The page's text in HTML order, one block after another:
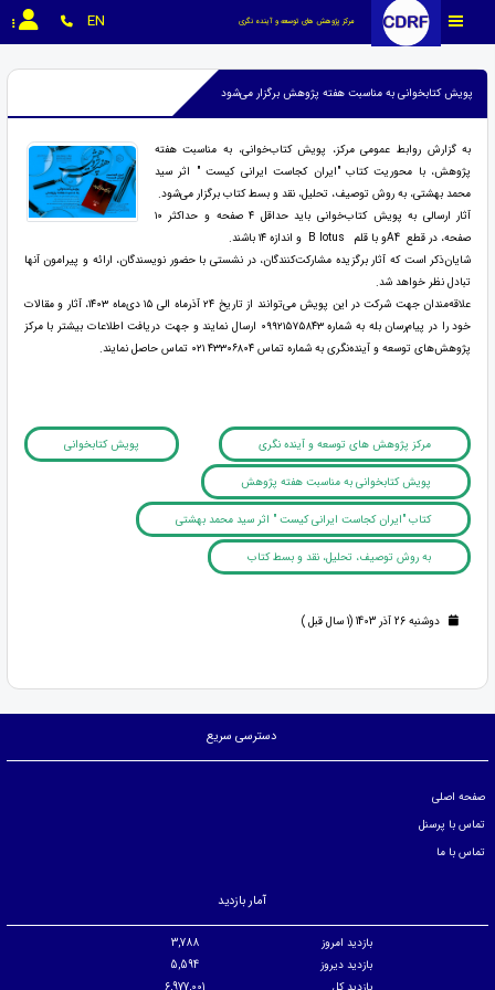
مرکز پژوهش های توسعه و آینده نگری EN
پویش کتابخوانی به مناسبت هفته پژوهش برگزار می‌شود
به گزارش روابط عمومی مرکز، پویش کتاب‌خوانی، به مناسبت هفته
پژوهش، با محوریت کتاب "ایران کجاست ایرانی کیست " اثر سید
محمد بهشتی، به روش توصیف، تحلیل، نقد و بسط کتاب برگزار می‌شود.
آثار ارسالی به پویش کتاب‌خوانی باید حداقل ۴ صفحه و حداکثر ۱۰
صفحه، در قطع A4و با قلم B lotus و اندازه ۱۴ باشند.
شایان‌ذکر است که آثار برگزیده مشارکت‌کنندگان، در نشستی با حضور نویسندگان، ارائه و پیرامون آنها
تبادل نظر خواهد شد.
علاقه‌مندان جهت شرکت در این پویش می‌توانند از تاریخ ۲۴ آذرماه الی ۱۵ دی‌ماه ۱۴۰۳، آثار و مقالات
خود را در پیام‌رسان بله به شماره ۰۹۹۲۱۵۷۵۸۴۳ ارسال نمایند و جهت دریافت اطلاعات بیشتر با مرکز
پژوهش‌های توسعه و آینده‌نگری به شماره تماس ۴۳۳۰۶۸۰۴ ۰۲۱ تماس حاصل نمایند.
مرکز پژوهش های توسعه و آینده نگری پویش کتابخوانی
پویش کتابخوانی به مناسبت هفته پژوهش
کتاب "ایران کجاست ایرانی کیست " اثر سید محمد بهشتی
به روش توصیف، تحلیل، نقد و بسط کتاب
دوشنبه 26 آذر 1403 (1 سال قبل )
دسترسی سریع
صفحه اصلی
تماس با پرسنل
تماس با ما
آمار بازدید
بازدید امروز
3,788
بازدید دیروز
5,594
بازدید کل
6,977,001